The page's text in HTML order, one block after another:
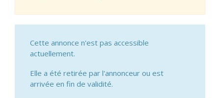
Cette annonce n'est pas accessible
actuellement.
Elle a été retirée par l'annonceur ou est
arrivée en fin de validité.